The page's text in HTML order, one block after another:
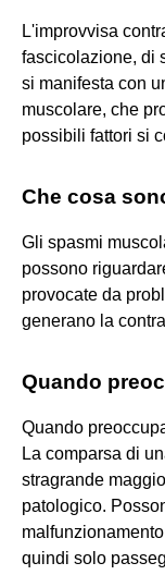
L'improvvisa
fascicolazione, di
si manifesta con
muscolare, che
possibili fattori si
Che cosa
Gli spasmi
possono
provocate da
generano la
Quando
Quando
La comparsa di
stragrande
patologico.
quindi solo